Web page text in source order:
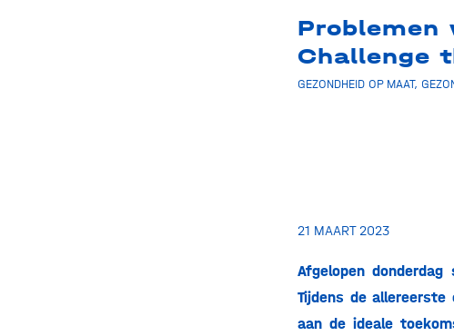
Problemen
Challenge
GEZONDHEID OP MAAT,
21 MAART 2023
Afgelopen
Tijdens de
aan de ideale